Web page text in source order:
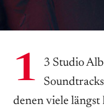
1
3 Studio
denen viele längst